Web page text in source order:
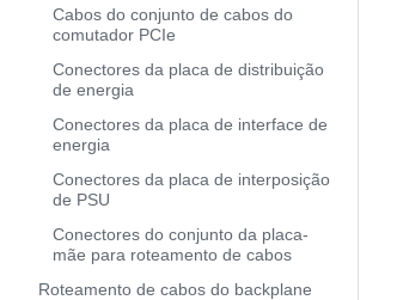
Cabos do conjunto de cabos do
comutador PCIe
Conectores da placa de distribuição
de energia
Conectores da placa de interface de
energia
Conectores da placa de interposição
de PSU
Conectores do conjunto da placa-
mãe para roteamento de cabos
Roteamento de cabos do backplane